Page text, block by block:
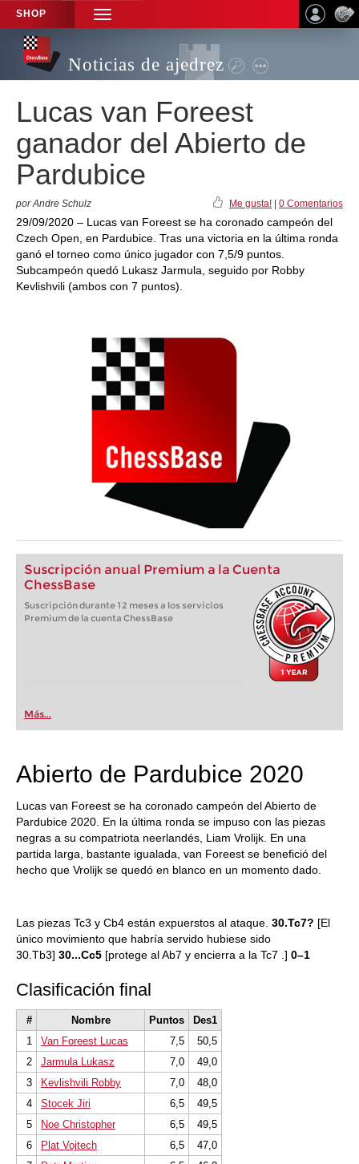
SHOP
TOGGLE
NAVIGATION
Noticias de ajedrez
Lucas van Foreest
ganador del Abierto de
Pardubice
por Andre Schulz Me gusta! 0 Comentarios
29/09/2020 – Lucas van Foreest se ha coronado campeón del
Czech Open, en Pardubice. Tras una victoria en la última ronda
ganó el torneo como único jugador con 7,5/9 puntos.
Subcampeón quedó Lukasz Jarmula, seguido por Robby
Kevlishvili (ambos con 7 puntos).
Suscripción anual Premium a la Cuenta
ChessBase
Suscripción durante 12 meses a los servicios
Premium de la cuenta ChessBase
Más...
Abierto de Pardubice 2020
Lucas van Foreest se ha coronado campeón del Abierto de
Pardubice 2020. En la última ronda se impuso con las piezas
negras a su compatriota neerlandés, Liam Vrolijk. En una
partida larga, bastante igualada, van Foreest se benefició del
hecho que Vrolijk se quedó en blanco en un momento dado.
Las piezas Tc3 y Cb4 están expuerstos al ataque. 30.Tc7? [El
único movimiento que habría servido hubiese sido
30.Tb3] 30...Cc5 [protege al Ab7 y encierra a la Tc7 .] 0–1
Clasificación final
# Nombre Puntos
Des1
1
Van Foreest Lucas 7,5
50,5
2
Jarmula Lukasz 7,0
49,0
3
Kevlishvili Robby 7,0
48,0
4
Stocek Jiri 6,5
49,5
5
Noe Christopher 6,5
49,5
6
Plat Vojtech 6,5
47,0